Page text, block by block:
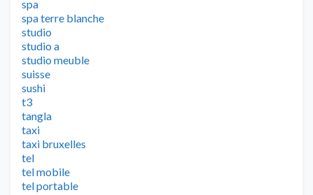
spa
spa terre blanche
studio
studio a
studio meuble
suisse
sushi
t3
tangla
taxi
taxi bruxelles
tel
tel mobile
tel portable